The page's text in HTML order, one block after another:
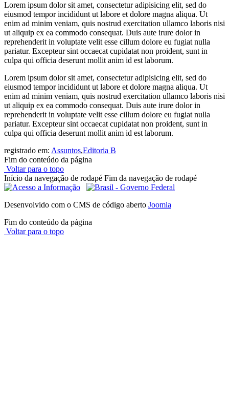
Lorem ipsum dolor sit amet, consectetur adipisicing elit, sed do
eiusmod tempor incididunt ut labore et dolore magna aliqua. Ut
enim ad minim veniam, quis nostrud exercitation ullamco laboris nisi
ut aliquip ex ea commodo consequat. Duis aute irure dolor in
reprehenderit in voluptate velit esse cillum dolore eu fugiat nulla
pariatur. Excepteur sint occaecat cupidatat non proident, sunt in
culpa qui officia deserunt mollit anim id est laborum.
Lorem ipsum dolor sit amet, consectetur adipisicing elit, sed do
eiusmod tempor incididunt ut labore et dolore magna aliqua. Ut
enim ad minim veniam, quis nostrud exercitation ullamco laboris nisi
ut aliquip ex ea commodo consequat. Duis aute irure dolor in
reprehenderit in voluptate velit esse cillum dolore eu fugiat nulla
pariatur. Excepteur sint occaecat cupidatat non proident, sunt in
culpa qui officia deserunt mollit anim id est laborum.
registrado em: Assuntos,Editoria B
Fim do conteúdo da página
Voltar para o topo
Início da navegação de rodapé Fim da navegação de rodapé
Desenvolvido com o CMS de código aberto Joomla
Fim do conteúdo da página
Voltar para o topo